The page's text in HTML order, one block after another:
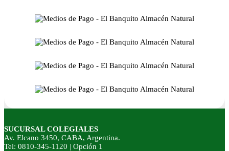
SUCURSAL COLEGIALES
Av. Elcano 3450, CABA, Argentina.
Tel: 0810-345-1120 | Opción 1